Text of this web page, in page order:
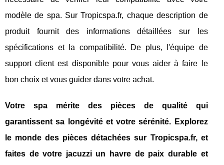
modèle de spa. Sur Tropicspa.fr, chaque description de
produit fournit des informations détaillées sur les
spécifications et la compatibilité. De plus, l'équipe de
support client est disponible pour vous aider à faire le
bon choix et vous guider dans votre achat.
Votre spa mérite des pièces de qualité qui
garantissent sa longévité et votre sérénité. Explorez
le monde des pièces détachées sur Tropicspa.fr, et
faites de votre jacuzzi un havre de paix durable et